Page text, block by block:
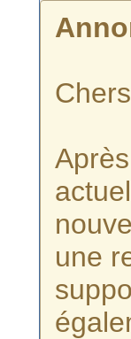
une